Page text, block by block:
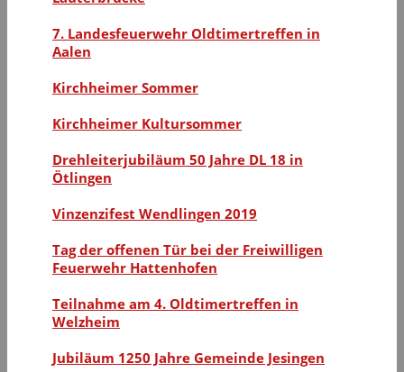
7. Landesfeuerwehr Oldtimertreffen in
Aalen
Kirchheimer Sommer
Kirchheimer Kultursommer
Drehleiterjubiläum 50 Jahre DL 18 in
Ötlingen
Vinzenzifest Wendlingen 2019
Tag der offenen Tür bei der Freiwilligen
Feuerwehr Hattenhofen
Teilnahme am 4. Oldtimertreffen in
Welzheim
Jubiläum 1250 Jahre Gemeinde Jesingen